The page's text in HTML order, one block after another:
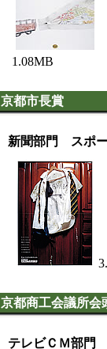
1.08MB
京都市長賞
新聞部門 スポ
京都商工会議所会
テレビＣＭ部門